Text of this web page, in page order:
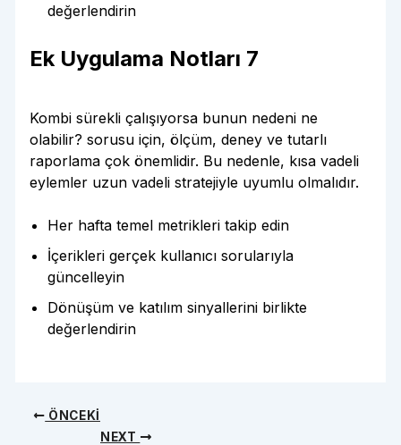
değerlendirin
Ek Uygulama Notları 7
Kombi sürekli çalışıyorsa bunun nedeni ne
olabilir? sorusu için, ölçüm, deney ve tutarlı
raporlama çok önemlidir. Bu nedenle, kısa vadeli
eylemler uzun vadeli stratejiyle uyumlu olmalıdır.
Her hafta temel metrikleri takip edin
İçerikleri gerçek kullanıcı sorularıyla
güncelleyin
Dönüşüm ve katılım sinyallerini birlikte
değerlendirin
ÖNCEKI
NEXT